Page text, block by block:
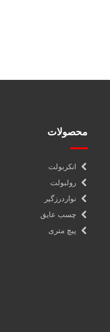
محصولات
انکربولت
رولبولت
نواردرزگیر
چسب عایق
پیچ متری